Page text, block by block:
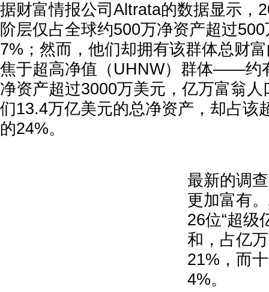
据财富情报公司Altrata的数据显示，
阶层仅占全球约500万净资产超过
7%；然而，他们却拥有该群体总财
焦于超高净值（UHNW）群体——约
净资产超过3000万美元，亿万富翁
们13.4万亿美元的总净资产，却占该
的24%。
最新的调
更加富有
26位“超级
和，占亿
21%，而
4%。